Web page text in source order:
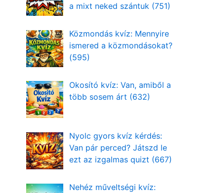
a mixt neked szántuk (751)
Közmondás kvíz: Mennyire
ismered a közmondásokat?
(595)
Okosító kvíz: Van, amiből a
több sosem árt (632)
Nyolc gyors kvíz kérdés:
Van pár perced? Játszd le
ezt az izgalmas quizt (667)
Nehéz műveltségi kvíz: